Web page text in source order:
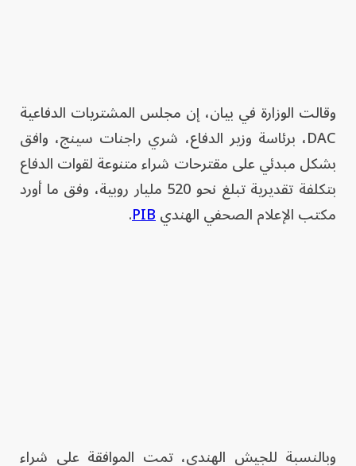
وقالت الوزارة في بيان، إن مجلس المشتريات الدفاعية
DAC، برئاسة وزير الدفاع، شري راجنات سينج، وافق
بشكل مبدئي على مقترحات شراء متنوعة لقوات الدفاع
بتكلفة تقديرية تبلغ نحو 520 مليار روبية، وفق ما أورد
مكتب الإعلام الصحفي الهنديPIB
.
وبالنسبة للجيش الهندي، تمت الموافقة على شراء